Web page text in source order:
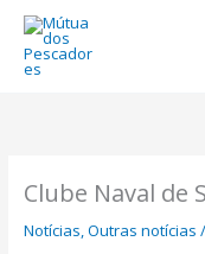
content
Clube Naval de
Notícias ,Outras notícias